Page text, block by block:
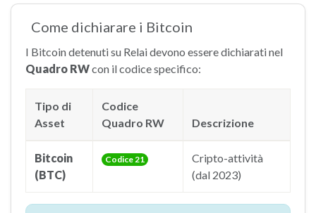
Come dichiarare i Bitcoin
I Bitcoin detenuti su Relai devono essere dichiarati nel
Quadro RWcon il codice specifico:
Tipo di
Asset
Codice
Quadro RW
Descrizione
Bitcoin
(BTC)
Codice 21
Cripto-attività
(dal 2023)